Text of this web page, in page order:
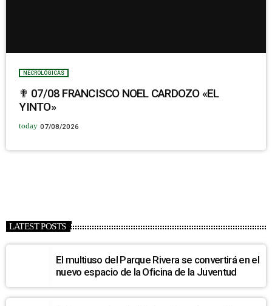
NECROLÓGICAS
✟ 07/08 FRANCISCO NOEL CARDOZO «EL
YINTO»
today 07/08/2026
LATEST POSTS
El multiuso del Parque Rivera se convertirá en el
nuevo espacio de la Oficina de la Juventud